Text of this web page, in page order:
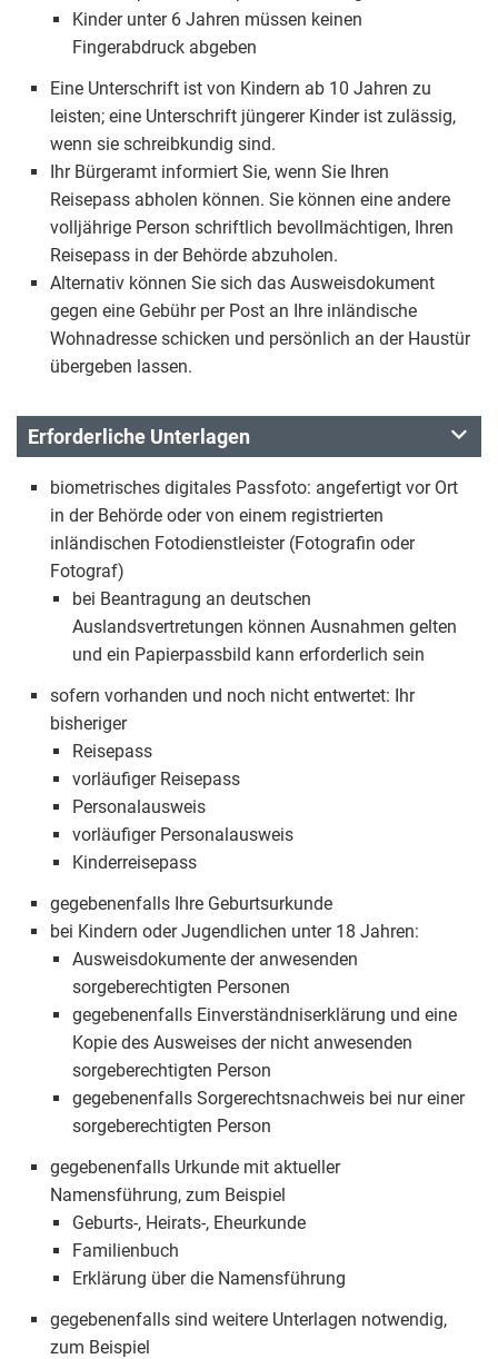
Kinder unter 6 Jahren müssen keinen
Fingerabdruck abgeben
Eine Unterschrift ist von Kindern ab 10 Jahren zu
leisten; eine Unterschrift jüngerer Kinder ist zulässig,
wenn sie schreibkundig sind.
Ihr Bürgeramt informiert Sie, wenn Sie Ihren
Reisepass abholen können. Sie können eine andere
volljährige Person schriftlich bevollmächtigen, Ihren
Reisepass in der Behörde abzuholen.
Alternativ können Sie sich das Ausweisdokument
gegen eine Gebühr per Post an Ihre inländische
Wohnadresse schicken und persönlich an der Haustür
übergeben lassen.
Erforderliche Unterlagen
biometrisches digitales Passfoto: angefertigt vor Ort
in der Behörde oder von einem registrierten
inländischen Fotodienstleister (Fotografin oder
Fotograf)
bei Beantragung an deutschen
Auslandsvertretungen können Ausnahmen gelten
und ein Papierpassbild kann erforderlich sein
sofern vorhanden und noch nicht entwertet: Ihr
bisheriger
Reisepass
vorläufiger Reisepass
Personalausweis
vorläufiger Personalausweis
Kinderreisepass
gegebenenfalls Ihre Geburtsurkunde
bei Kindern oder Jugendlichen unter 18 Jahren:
Ausweisdokumente der anwesenden
sorgeberechtigten Personen
gegebenenfalls Einverständniserklärung und eine
Kopie des Ausweises der nicht anwesenden
sorgeberechtigten Person
gegebenenfalls Sorgerechtsnachweis bei nur einer
sorgeberechtigten Person
gegebenenfalls Urkunde mit aktueller
Namensführung, zum Beispiel
Geburts-, Heirats-, Eheurkunde
Familienbuch
Erklärung über die Namensführung
gegebenenfalls sind weitere Unterlagen notwendig,
zum Beispiel